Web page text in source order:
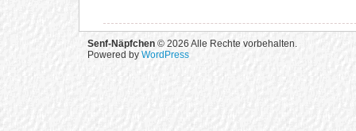
Senf-Näpfchen © 2026 Alle Rechte vorbehalten.
Powered by WordPress